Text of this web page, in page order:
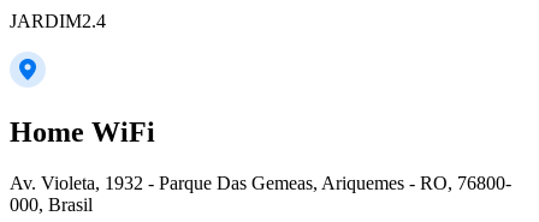
JARDIM2.4
Home WiFi
Av. Violeta, 1932 - Parque Das Gemeas, Ariquemes - RO, 76800-
000, Brasil